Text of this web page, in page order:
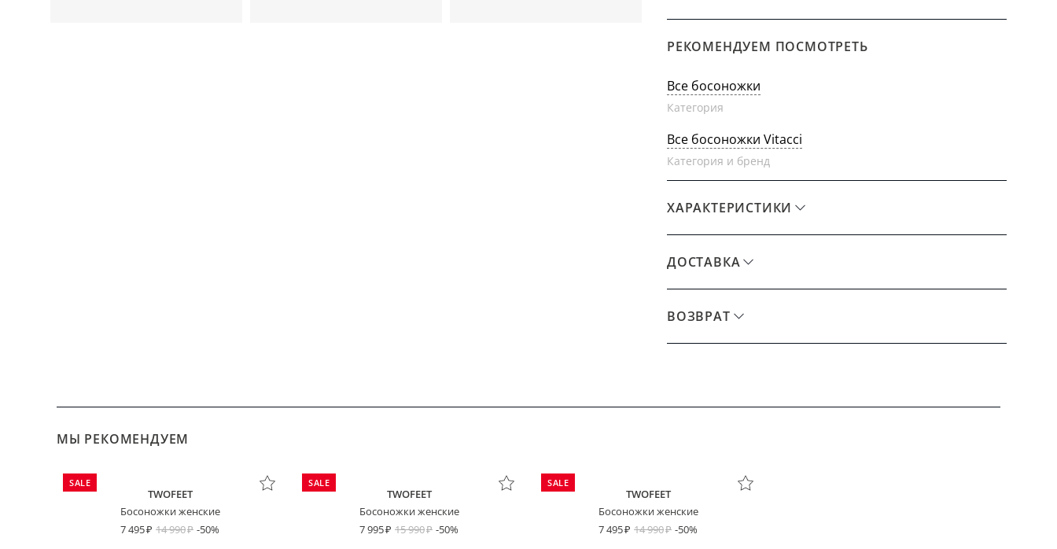
РЕКОМЕНДУЕМ ПОСМОТРЕТЬ
Все босоножки
Категория
Все босоножки Vitacci
Категория и бренд
ХАРАКТЕРИСТИКИ
ДОСТАВКА
ВОЗВРАТ
МЫ РЕКОМЕНДУЕМ
SALE
TWOFEET
Босоножки женские
7 495
14 990 -50%
SALE
TWOFEET
Босоножки женские
7 995
15 990 -50%
SALE
TWOFEET
Босоножки женские
7 495
14 990 -50%